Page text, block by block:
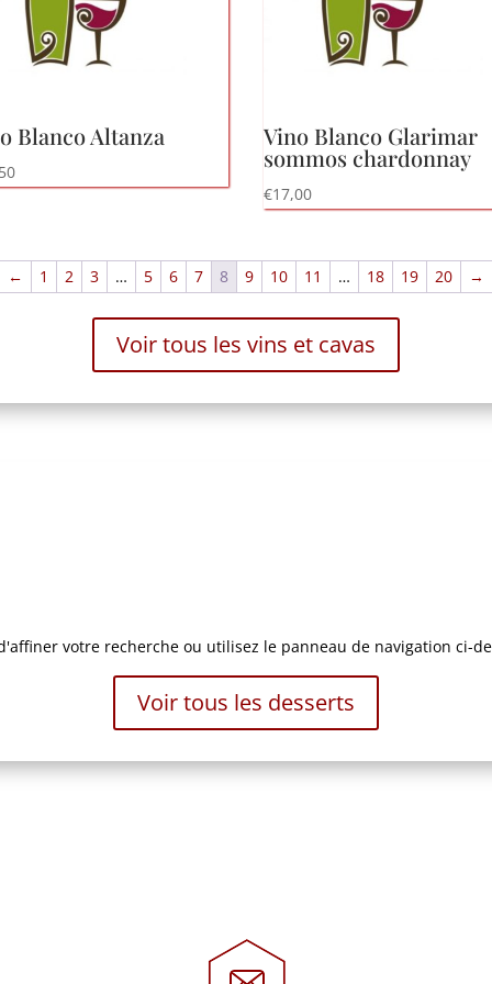
Blanco Altanza Vino Blanco Glarimar
sommos chardonnay
€17,00
← 1 2 3 … 5 6 7 8 9 10 11 … 18 19 20 →
Voir tous les vins et cavas
votre recherche ou utilisez le panneau de navigation ci-
Voir tous les desserts